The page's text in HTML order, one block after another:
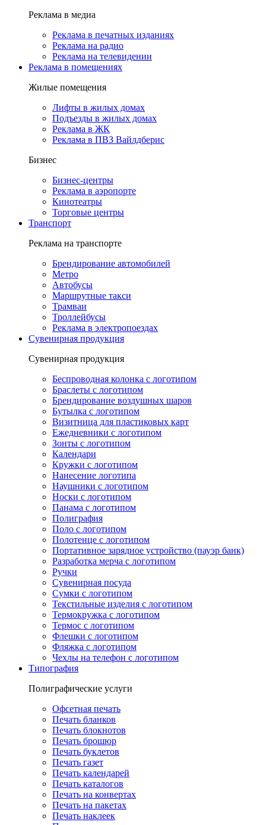
Реклама в медиа
Реклама в печатных изданиях
Реклама на радио
Реклама на телевидении
Реклама в помещениях
Жилые помещения
Лифты в жилых домах
Подъезды в жилых домах
Реклама в ЖК
Реклама в ПВЗ Вайлдберис
Бизнес
Бизнес-центры
Реклама в аэропорте
Кинотеатры
Торговые центры
Транспорт
Реклама на транспорте
Брендирование автомобилей
Метро
Автобусы
Маршрутные такси
Трамваи
Троллейбусы
Реклама в электропоездах
Сувенирная продукция
Сувенирная продукция
Беспроводная колонка с логотипом
Браслеты с логотипом
Брендирование воздушных шаров
Бутылка с логотипом
Визитница для пластиковых карт
Ежедневники с логотипом
Зонты с логотипом
Календари
Кружки с логотипом
Нанесение логотипа
Наушники с логотипом
Носки с логотипом
Панама с логотипом
Полиграфия
Поло с логотипом
Полотенце с логотипом
Портативное зарядное устройство (пауэр банк)
Разработка мерча с логотипом
Ручки
Сувенирная посуда
Сумки с логотипом
Текстильные изделия с логотипом
Термокружка с логотипом
Термос с логотипом
Флешки с логотипом
Фляжка с логотипом
Чехлы на телефон с логотипом
Типография
Полиграфические услуги
Офсетная печать
Печать бланков
Печать блокнотов
Печать брошюр
Печать буклетов
Печать газет
Печать календарей
Печать каталогов
Печать на конвертах
Печать на пакетах
Печать наклеек